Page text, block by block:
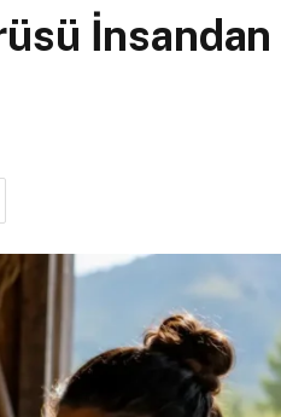
İnsandan